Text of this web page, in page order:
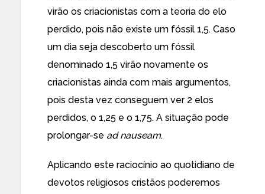
virão os criacionistas com a teoria do elo
perdido, pois não existe um fóssil 1,5. Caso
um dia seja descoberto um fóssil
denominado 1,5 virão novamente os
criacionistas ainda com mais argumentos,
pois desta vez conseguem ver 2 elos
perdidos, o 1,25 e o 1,75. A situação pode
prolongar-se ad nauseam.
Aplicando este raciocínio ao quotidiano de
devotos religiosos cristãos poderemos